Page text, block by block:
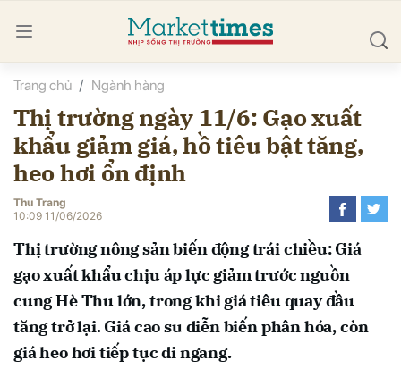
Trang chủ Ngành hàng
Thị trường ngày 11/6: Gạo xuất
khẩu giảm giá, hồ tiêu bật tăng,
heo hơi ổn định
Thu Trang
10:09 11/06/2026
Thị trường nông sản biến động trái chiều: Giá
gạo xuất khẩu chịu áp lực giảm trước nguồn
cung Hè Thu lớn, trong khi giá tiêu quay đầu
tăng trở lại. Giá cao su diễn biến phân hóa, còn
giá heo hơi tiếp tục đi ngang.
luận
Hủy